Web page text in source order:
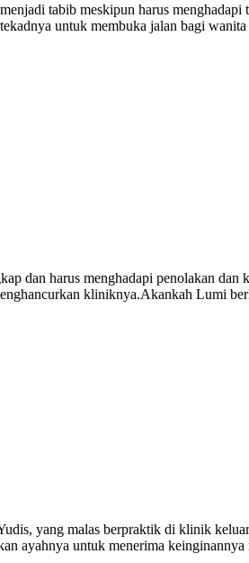
tabib meskipun harus
untuk membuka jalan bagi
dan harus menghadapi penolakan
kliniknya.Akankah Lumi
yang malas berpraktik di klinik
ayahnya untuk menerima keinginannya